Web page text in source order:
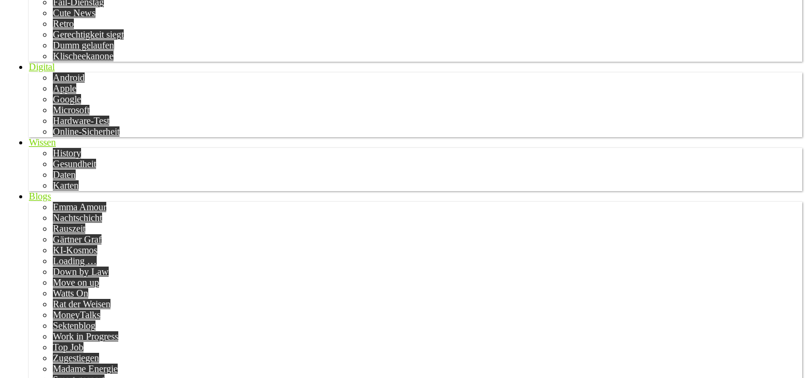
Fail-Dienstag
Cute News
Retro
Gerechtigkeit siegt
Dumm gelaufen
Klischeekanone
Digital
Android
Apple
Google
Microsoft
Hardware-Test
Online-Sicherheit
Wissen
History
Gesundheit
Daten
Karten
Blogs
Emma Amour
Nachtschicht
Rauszeit
Gärtner Graf
KI-Kosmos
Loading …
Down by Law
Move on up
Watts On
Rat der Weisen
MoneyTalks
Sektenblog
Work in Progress
Top Job
Zugestiegen
Madame Energie